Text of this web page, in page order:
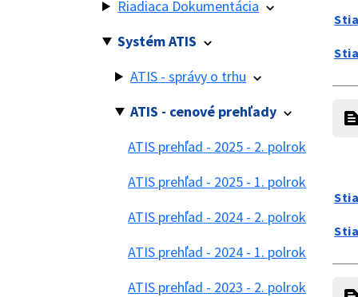
Riadiaca Dokumentácia
Systém ATIS
ATIS - správy o trhu
ATIS - cenové prehľady
ATIS prehľad - 2025 - 2. polrok
ATIS prehľad - 2025 - 1. polrok
ATIS prehľad - 2024 - 2. polrok
ATIS prehľad - 2024 - 1. polrok
ATIS prehľad - 2023 - 2. polrok